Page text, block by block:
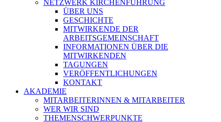
NETZWERK KIRCHENFÜHRUNG
ÜBER UNS
GESCHICHTE
MITWIRKENDE DER
ARBEITSGEMEINSCHAFT
INFORMATIONEN ÜBER DIE
MITWIRKENDEN
TAGUNGEN
VERÖFFENTLICHUNGEN
KONTAKT
AKADEMIE
MITARBEITERINNEN & MITARBEITER
WER WIR SIND
THEMENSCHWERPUNKTE